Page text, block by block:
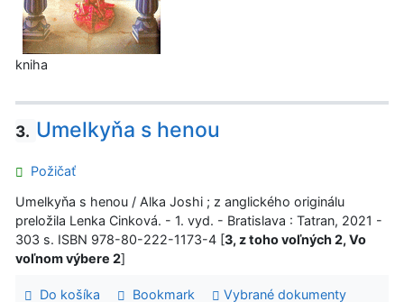
kniha
3. Umelkyňa s henou
Požičať
Umelkyňa s henou / Alka Joshi ; z anglického originálu
preložila Lenka Cinková. - 1. vyd. - Bratislava : Tatran, 2021 -
303 s. ISBN 978-80-222-1173-4 [3, z toho voľných 2, Vo
voľnom výbere 2]
Do košíka Bookmark Vybrané dokumenty